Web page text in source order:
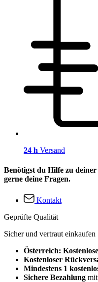
24 h Versand
Benötigst du Hilfe zu
gerne deine Fragen.
Kontakt
Geprüfte Qualität
Sicher und vertraut einkaufen
Österreich:
Kostenloser
Mindestens 1
Sichere Bezahlung